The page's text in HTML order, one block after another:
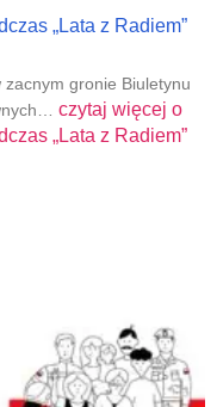
„Lata z Radiem”
gronie Biuletynu
czytaj więcej o
„Lata z Radiem”